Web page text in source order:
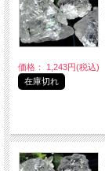
価格： 1,243円(税込)
在庫切れ